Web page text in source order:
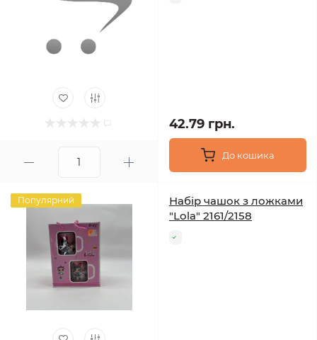
42.79 грн.
До кошика
Популярний
Набір чашок з ложками
"Lola" 2161/2158